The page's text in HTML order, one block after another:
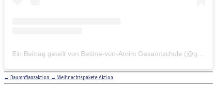
← Baumpflanzaktion → Weihnachtspakete Aktion